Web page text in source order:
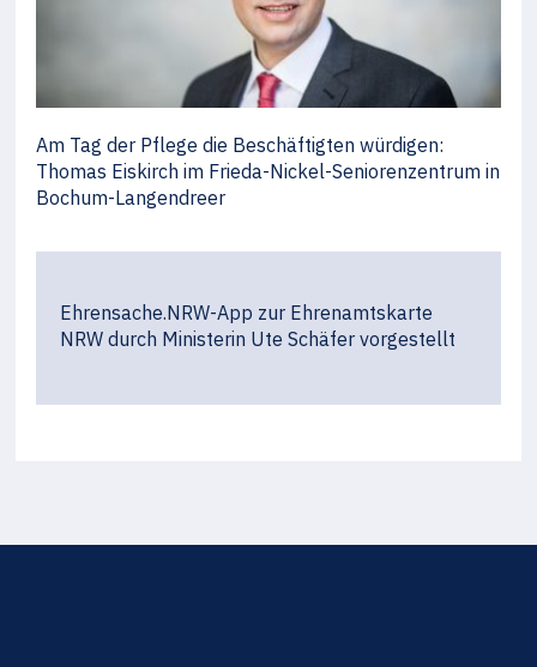
Am Tag der Pflege die Beschäftigten würdigen:
Thomas Eiskirch im Frieda-Nickel-Seniorenzentrum in
Bochum-Langendreer
Ehrensache.NRW-App zur Ehrenamtskarte
NRW durch Ministerin Ute Schäfer vorgestellt